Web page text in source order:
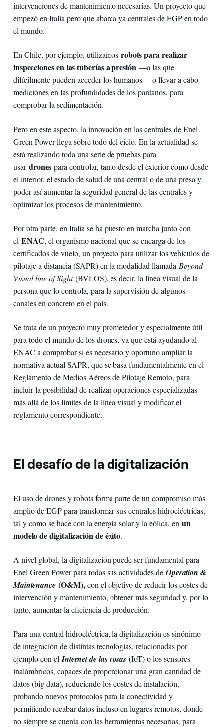
intervenciones de mantenimiento necesarias. Un proyecto que
empezó en Italia pero que abarca ya centrales de EGP en todo
el mundo.
En Chile, por ejemplo, utilizamos robots para realizar
inspecciones en las tuberías a presión—a las que
difícilmente pueden acceder los humanos— o llevar a cabo
mediciones en las profundidades de los pantanos, para
comprobar la sedimentación.
Pero en este aspecto, la innovación en las centrales de Enel
Green Power llega sobre todo del cielo. En la actualidad se
está realizando toda una serie de pruebas para
usardrones para controlar, tanto desde el exterior como desde
el interior, el estado de salud de una central o de una presa y
poder así aumentar la seguridad general de las centrales y
optimizar los procesos de mantenimiento.
Por otra parte, en Italia se ha puesto en marcha junto con
el ENAC, el organismo nacional que se encarga de los
certificados de vuelo, un proyecto para utilizar los vehículos de
pilotaje a distancia (SAPR) en la modalidad llamada Beyond
Visual line of Sight(BVLOS), es decir, la línea visual de la
persona que lo controla, para la supervisión de algunos
canales en concreto en el país.
Se trata de un proyecto muy prometedor y especialmente útil
para todo el mundo de los drones, ya que está ayudando al
ENAC a comprobar si es necesario y oportuno ampliar la
normativa actual SAPR, que se basa fundamentalmente en el
Reglamento de Medios Aéreos de Pilotaje Remoto, para
incluir la posibilidad de realizar operaciones especializadas
más allá de los límites de la línea visual y modificar el
reglamento correspondiente.
El desafío de la digitalización
El uso de drones y robots forma parte de un compromiso más
amplio de EGP para transformar sus centrales hidroeléctricas,
tal y como se hace con la energía solar y la eólica, en un
modelo de digitalización de éxito.
A nivel global, la digitalización puede ser fundamental para
Enel Green Power para todas sus actividades de Operation &
Maintenance (O&M),con el objetivo de reducir los costes de
intervención y mantenimiento, obtener más seguridad y, por lo
tanto, aumentar la eficiencia de producción.
Para una central hidroeléctrica, la digitalización es sinónimo
de integración de distintas tecnologías, relacionadas por
ejemplo con el Internet de las cosas(IoT) o los sensores
inalámbricos, capaces de proporcionar una gran cantidad de
datos (big data), reduciendo los costes de instalación,
probando nuevos protocolos para la conectividad y
permitiendo recabar datos incluso en lugares remotos, donde
no siempre se cuenta con las herramientas necesarias, para